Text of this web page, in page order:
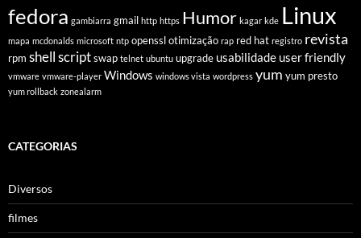
fedora gambiarra gmail http https Humor kagar kde Linux
mapa mcdonalds microsoft ntp opensslotimização rap red hat registro revista
rpm shell scriptswap telnet ubuntu upgrade usabilidade user friendly
vmware vmware-player Windows windows vista wordpress yum yum presto
yum rollback zonealarm
CATEGORIAS
Diversos
filmes